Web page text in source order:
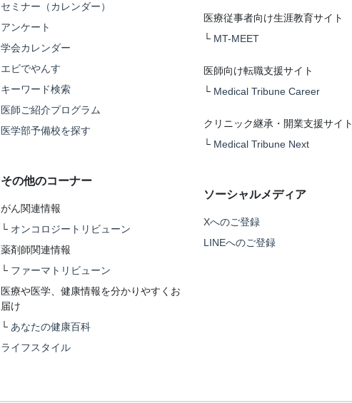
セミナー（カレンダー）
アンケート
学会カレンダー
エビでやんす
キーワード検索
医師ご紹介プログラム
医学部予備校を探す
その他のコーナー
がん関連情報
└ オンコロジートリビューン
薬剤師関連情報
└ ファーマトリビューン
医療や医学、健康情報を分かりやすくお
届け
└ あなたの健康百科
ライフスタイル
医療従事者向け生涯教育サイト
└ MT-MEET
医師向け転職支援サイト
└ Medical Tribune Career
クリニック継承・開業支援サイト
└ Medical Tribune Next
ソーシャルメディア
Xへのご登録
LINEへのご登録